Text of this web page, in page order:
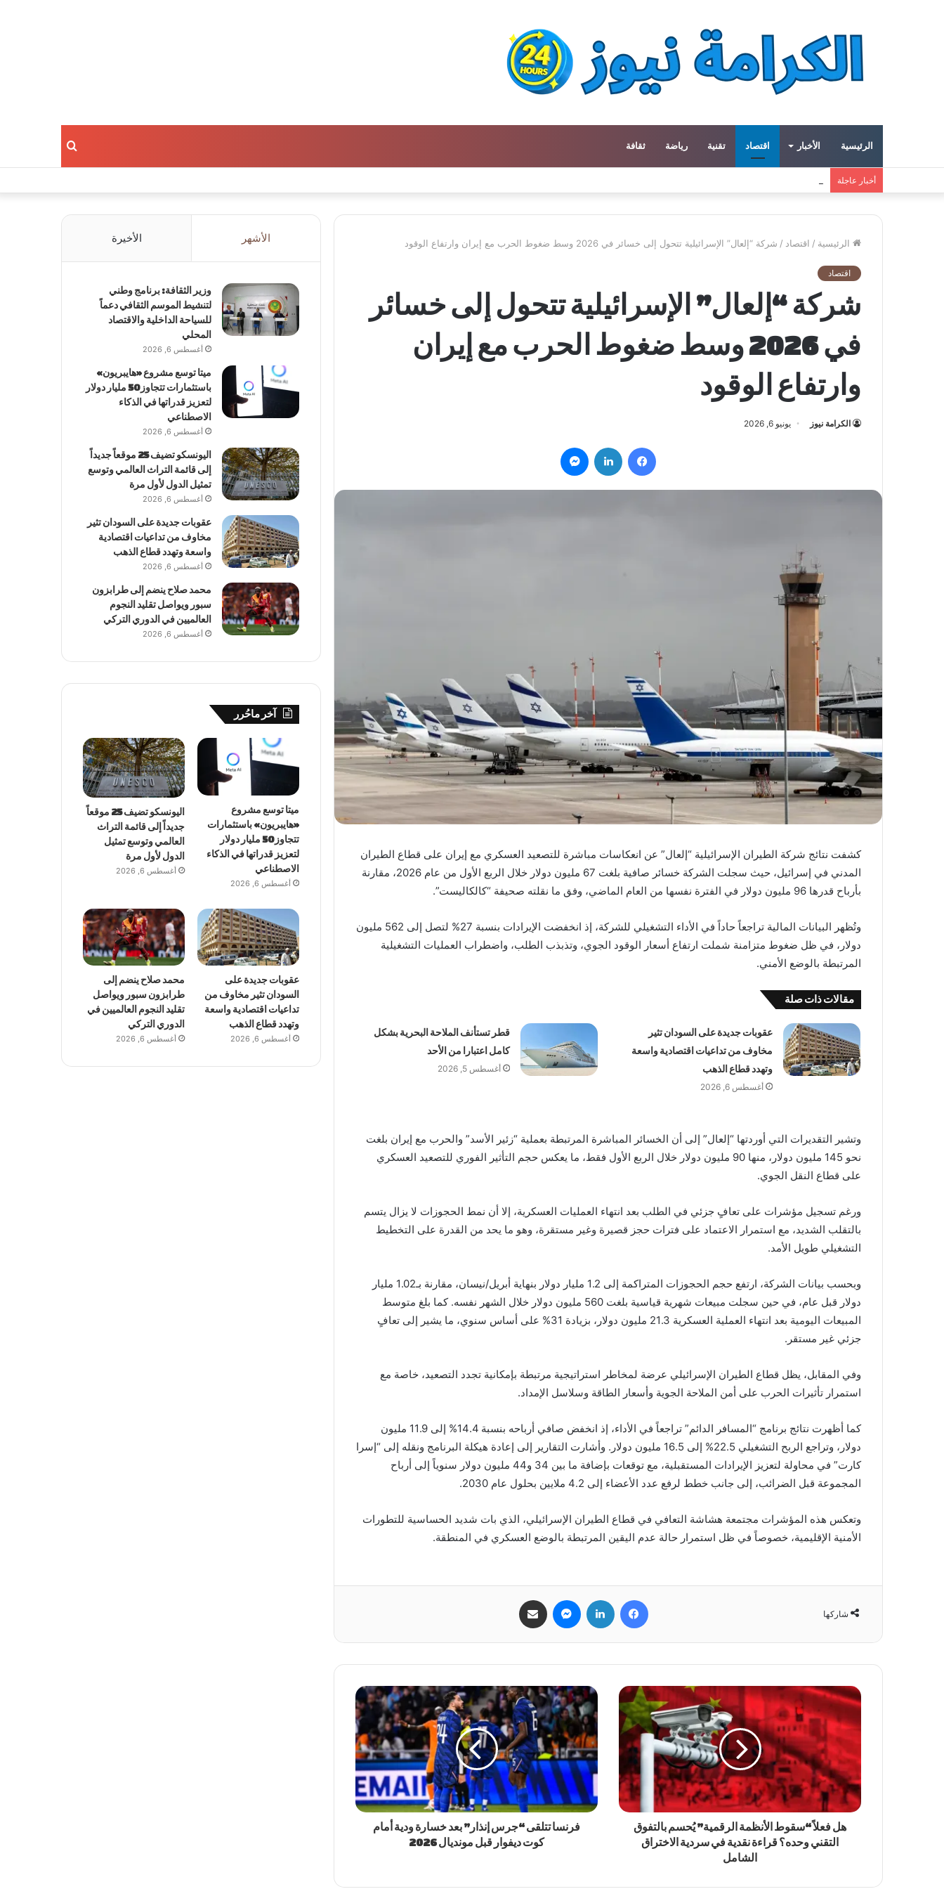
الرئيسية الأخبار اقتصاد تقنية رياضة ثقافة بحث
أخبار عاجلة
الرئيسية / اقتصاد / شركة “إلعال” الإسرائيلية تتحول إلى خسائر في 2026 وسط ضغوط الحرب مع إيران وارتفاع الوقود
اقتصاد
شركة “إلعال” الإسرائيلية تتحول إلى خسائر
في 2026 وسط ضغوط الحرب مع إيران
وارتفاع الوقود
الكرامة نيوز يونيو 6, 2026
فيسبوك لينكدإن
كشفت نتائج شركة الطيران الإسرائيلية “إلعال” عن انعكاسات مباشرة للتصعيد العسكري مع إيران على قطاع الطيران
المدني في إسرائيل، حيث سجلت الشركة خسائر صافية بلغت 67 مليون دولار خلال الربع الأول من عام 2026، مقارنة
بأرباح قدرها 96 مليون دولار في الفترة نفسها من العام الماضي، وفق ما نقلته صحيفة “كالكاليست”.
وتُظهر البيانات المالية تراجعاً حاداً في الأداء التشغيلي للشركة، إذ انخفضت الإيرادات بنسبة 27% لتصل إلى 562 مليون
دولار، في ظل ضغوط متزامنة شملت ارتفاع أسعار الوقود الجوي، وتذبذب الطلب، واضطراب العمليات التشغيلية
المرتبطة بالوضع الأمني.
مقالات ذات صلة
عقوبات جديدة على السودان تثير
مخاوف من تداعيات اقتصادية واسعة
وتهدد قطاع الذهب
أغسطس 6, 2026
قطر تستأنف الملاحة البحرية بشكل
كامل اعتبارا من الأحد
أغسطس 5, 2026
وتشير التقديرات التي أوردتها “إلعال” إلى أن الخسائر المباشرة المرتبطة بعملية “زئير الأسد” والحرب مع إيران بلغت
نحو 145 مليون دولار، منها 90 مليون دولار خلال الربع الأول فقط، ما يعكس حجم التأثير الفوري للتصعيد العسكري
على قطاع النقل الجوي.
ورغم تسجيل مؤشرات على تعافٍ جزئي في الطلب بعد انتهاء العمليات العسكرية، إلا أن نمط الحجوزات لا يزال يتسم
بالتقلب الشديد، مع استمرار الاعتماد على فترات حجز قصيرة وغير مستقرة، وهو ما يحد من القدرة على التخطيط
التشغيلي طويل الأمد.
وبحسب بيانات الشركة، ارتفع حجم الحجوزات المتراكمة إلى 1.2 مليار دولار بنهاية أبريل/نيسان، مقارنة بـ1.02 مليار
دولار قبل عام، في حين سجلت مبيعات شهرية قياسية بلغت 560 مليون دولار خلال الشهر نفسه. كما بلغ متوسط
المبيعات اليومية بعد انتهاء العملية العسكرية 21.3 مليون دولار، بزيادة 31% على أساس سنوي، ما يشير إلى تعافٍ
جزئي غير مستقر.
وفي المقابل، يظل قطاع الطيران الإسرائيلي عرضة لمخاطر استراتيجية مرتبطة بإمكانية تجدد التصعيد، خاصة مع
استمرار تأثيرات الحرب على أمن الملاحة الجوية وأسعار الطاقة وسلاسل الإمداد.
كما أظهرت نتائج برنامج “المسافر الدائم” تراجعاً في الأداء، إذ انخفض صافي أرباحه بنسبة 14.4% إلى 11.9 مليون
دولار، وتراجع الربح التشغيلي 22.5% إلى 16.5 مليون دولار. وأشارت التقارير إلى إعادة هيكلة البرنامج ونقله إلى “إسرا
كارت” في محاولة لتعزيز الإيرادات المستقبلية، مع توقعات بإضافة ما بين 34 و44 مليون دولار سنوياً إلى أرباح
المجموعة قبل الضرائب، إلى جانب خطط لرفع عدد الأعضاء إلى 4.2 ملايين بحلول عام 2030.
وتعكس هذه المؤشرات مجتمعة هشاشة التعافي في قطاع الطيران الإسرائيلي، الذي بات شديد الحساسية للتطورات
الأمنية الإقليمية، خصوصاً في ظل استمرار حالة عدم اليقين المرتبطة بالوضع العسكري في المنطقة.
شاركها
فيسبوك لينكدإن ماسنجر
هل فعلاً “سقوط الأنظمة الرقمية” يُحسم بالتفوق
التقني وحده؟ قراءة نقدية في سردية الاختراق
الشامل
فرنسا تتلقى “جرس إنذار” بعد خسارة ودية أمام
كوت ديفوار قبل مونديال 2026
الأشهر الأخيرة
وزير الثقافة: برنامج وطني
لتنشيط الموسم الثقافي دعماً
للسياحة الداخلية والاقتصاد
المحلي
أغسطس 6, 2026
ميتا توسع مشروع «هايبريون»
باستثمارات تتجاوز 50 مليار دولار
لتعزيز قدراتها في الذكاء
الاصطناعي
أغسطس 6, 2026
اليونسكو تضيف 25 موقعاً جديداً
إلى قائمة التراث العالمي وتوسع
تمثيل الدول لأول مرة
أغسطس 6, 2026
عقوبات جديدة على السودان تثير
مخاوف من تداعيات اقتصادية
واسعة وتهدد قطاع الذهب
أغسطس 6, 2026
محمد صلاح ينضم إلى طرابزون
سبور ويواصل تقليد النجوم
العالميين في الدوري التركي
أغسطس 6, 2026
آخر ماحُرر
ميتا توسع مشروع
«هايبريون» باستثمارات
تتجاوز 50 مليار دولار
لتعزيز قدراتها في الذكاء
الاصطناعي
أغسطس 6, 2026
اليونسكو تضيف 25 موقعاً
جديداً إلى قائمة التراث
العالمي وتوسع تمثيل
الدول لأول مرة
أغسطس 6, 2026
عقوبات جديدة على
السودان تثير مخاوف من
تداعيات اقتصادية واسعة
وتهدد قطاع الذهب
أغسطس 6, 2026
محمد صلاح ينضم إلى
طرابزون سبور ويواصل
تقليد النجوم العالميين في
الدوري التركي
أغسطس 6, 2026